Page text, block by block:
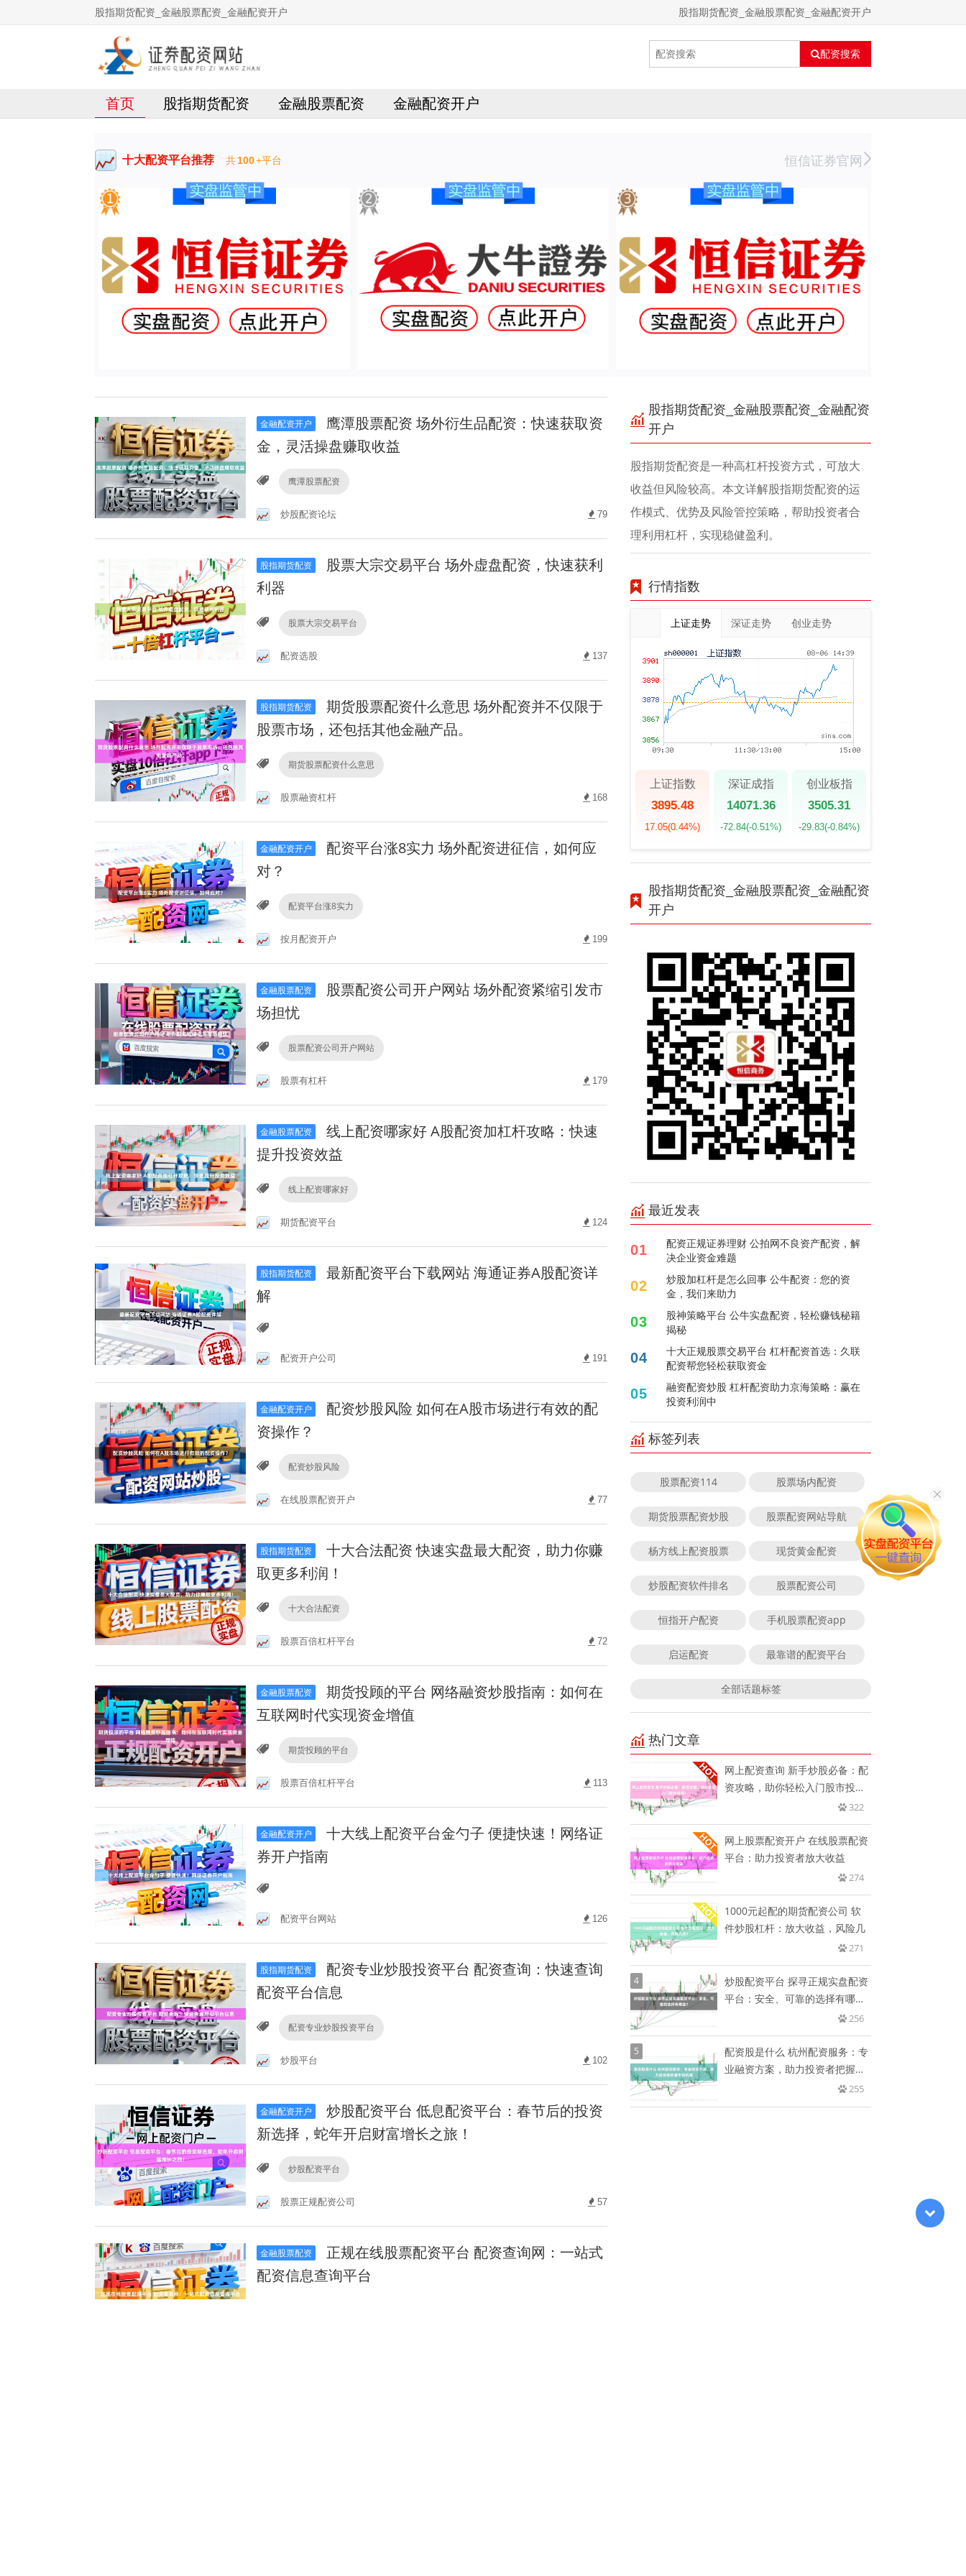
股指期货配资_金融股票配资_金融配资开户 股指期货配资_金融股票配资_金融配资开户
配资搜索
首页 股指期货配资 金融股票配资 金融配资开户
十大配资平台推荐 共100+平台 恒信证券官网
金融配资开户
鹰潭股票配资 场外衍生品配资：快速获取资
金，灵活操盘赚取收益
鹰潭股票配资
炒股配资论坛 79
股指期货配资
股票大宗交易平台 场外虚盘配资，快速获利
利器
股票大宗交易平台
配资选股 137
股指期货配资
期货股票配资什么意思 场外配资并不仅限于
股票市场，还包括其他金融产品。
期货股票配资什么意思
股票融资杠杆 168
金融配资开户
配资平台涨8实力 场外配资进征信，如何应
对？
配资平台涨8实力
按月配资开户 199
金融股票配资
股票配资公司开户网站 场外配资紧缩引发市
场担忧
股票配资公司开户网站
股票有杠杆 179
金融股票配资
线上配资哪家好 A股配资加杠杆攻略：快速
提升投资效益
线上配资哪家好
期货配资平台 124
股指期货配资
最新配资平台下载网站 海通证券A股配资详
解
配资开户公司 191
金融配资开户
配资炒股风险 如何在A股市场进行有效的配
资操作？
配资炒股风险
在线股票配资开户 77
股指期货配资
十大合法配资 快速实盘最大配资，助力你赚
取更多利润！
十大合法配资
股票百倍杠杆平台 72
金融股票配资
期货投顾的平台 网络融资炒股指南：如何在
互联网时代实现资金增值
期货投顾的平台
股票百倍杠杆平台 113
金融配资开户
十大线上配资平台金勺子 便捷快速！网络证
券开户指南
配资平台网站 126
股指期货配资
配资专业炒股投资平台 配资查询：快速查询
配资平台信息
配资专业炒股投资平台
炒股平台 102
金融配资开户
炒股配资平台 低息配资平台：春节后的投资
新选择，蛇年开启财富增长之旅！
炒股配资平台
股票正规配资公司 57
金融股票配资
正规在线股票配资平台 配资查询网：一站式
配资信息查询平台
股指期货配资_金融股票配资_金融配资
开户
股指期货配资是一种高杠杆投资方式，可放大
收益但风险较高。本文详解股指期货配资的运
作模式、优势及风险管控策略，帮助投资者合
理利用杠杆，实现稳健盈利。
行情指数
上证走势 深证走势 创业走势
上证指数
3895.48
17.05(0.44%)
深证成指
14071.36
-72.84(-0.51%)
创业板指
3505.31
-29.83(-0.84%)
股指期货配资_金融股票配资_金融配资
开户
最近发表
01
配资正规证券理财 公拍网不良资产配资，解
决企业资金难题
02
炒股加杠杆是怎么回事 公牛配资：您的资
金，我们来助力
03
股神策略平台 公牛实盘配资，轻松赚钱秘籍
揭秘
04
十大正规股票交易平台 杠杆配资首选：久联
配资帮您轻松获取资金
05
融资配资炒股 杠杆配资助力京海策略：赢在
投资利润中
标签列表
股票配资114 股票场内配资
期货股票配资炒股 股票配资网站导航
杨方线上配资股票 现货黄金配资
炒股配资软件排名 股票配资公司
恒指开户配资 手机股票配资app
启运配资 最靠谱的配资平台
全部话题标签
热门文章
网上配资查询 新手炒股必备：配
资攻略，助你轻松入门股市投
322
网上股票配资开户 在线股票配资
平台：助力投资者放大收益
274
1000元起配的期货配资公司 软
件炒股杠杆：放大收益，风险几
271
4
炒股配资平台 探寻正规实盘配资
平台：安全、可靠的选择有哪
256
5
配资股是什么 杭州配资服务：专
业融资方案，助力投资者把握市
255